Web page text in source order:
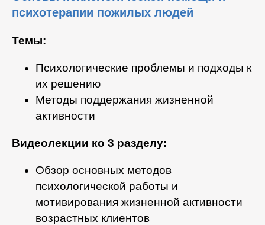
психотерапии пожилых людей
Темы:
Психологические проблемы и подходы к
их решению
Методы поддержания жизненной
активности
Видеолекции ко 3 разделу:
Обзор основных методов
психологической работы и
мотивирования жизненной активности
возрастных клиентов